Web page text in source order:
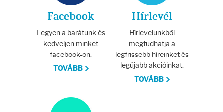
Facebook
Legyen a barátunk és
kedveljen minket
facebook-on.
TOVÁBB
Hírlevél
Hírlevelünkből
megtudhatja a
legfrissebb híreinket és
legújabb akcióinkat.
TOVÁBB